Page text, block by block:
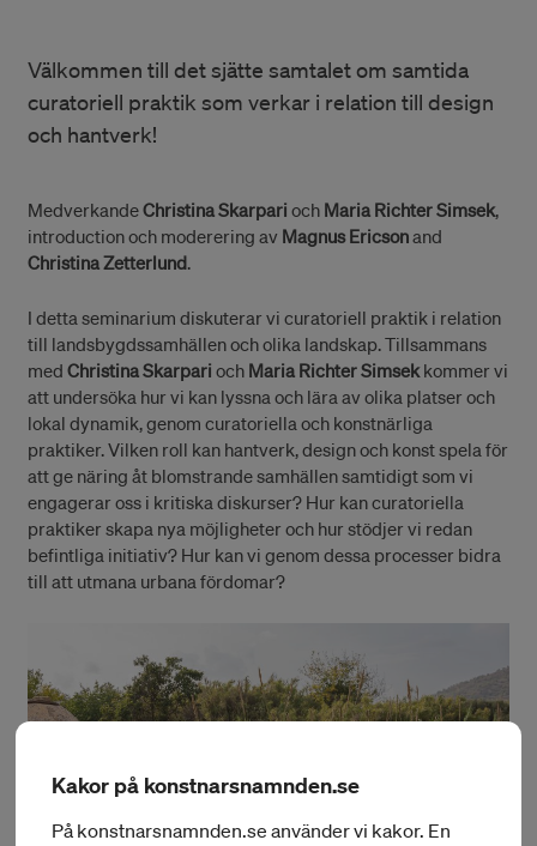
Välkommen till det sjätte samtalet om samtida
curatoriell praktik som verkar i relation till design
och hantverk!
MedverkandeChristina Skarpari och Maria Richter Simsek,
introduction och moderering av Magnus Ericsonand
Christina Zetterlund.
I detta seminarium diskuterar vi curatoriell praktik i relation
till landsbygdssamhällen och olika landskap. Tillsammans
med Christina Skarpari och Maria Richter Simsekkommer vi
att undersöka hur vi kan lyssna och lära av olika platser och
lokal dynamik, genom curatoriella och konstnärliga
praktiker. Vilken roll kan hantverk, design och konst spela för
att ge näring åt blomstrande samhällen samtidigt som vi
engagerar oss i kritiska diskurser? Hur kan curatoriella
praktiker skapa nya möjligheter och hur stödjer vi redan
befintliga initiativ? Hur kan vi genom dessa processer bidra
till att utmana urbana fördomar?
Kakor på konstnarsnamnden.se
På konstnarsnamnden.se använder vi kakor. En